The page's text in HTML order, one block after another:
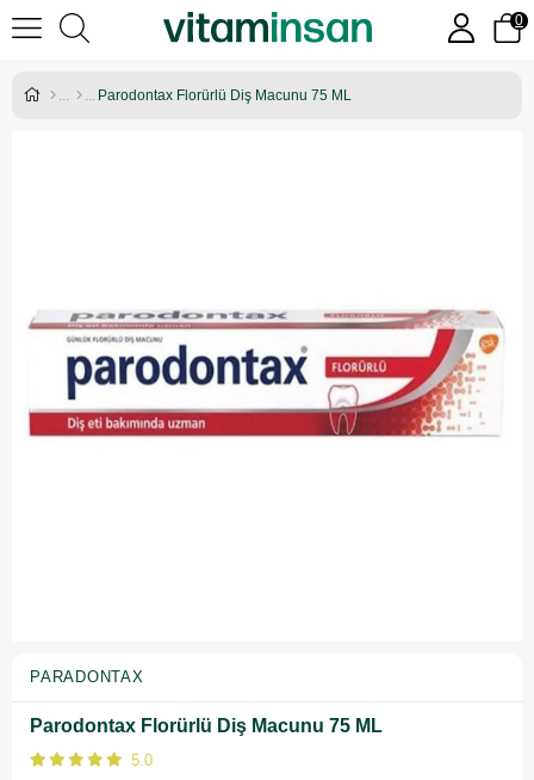
0
Parodontax Florürlü Diş Macunu 75 ML
PARADONTAX
Parodontax Florürlü Diş Macunu 75 ML
5.0